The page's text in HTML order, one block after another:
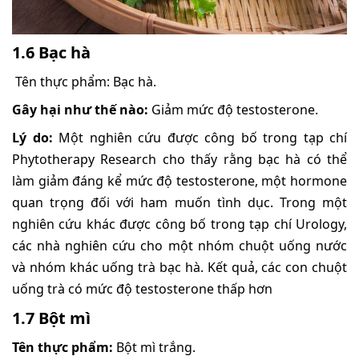
1.6 Bạc hà
Tên thực phẩm: Bạc hà.
Gây hại như thế nào: Giảm mức độ testosterone.
Lý do: Một nghiên cứu được công bố trong tạp chí
Phytotherapy Research cho thấy rằng bạc hà có thể
làm giảm đáng kể mức độ testosterone, một hormone
quan trọng đối với ham muốn tình dục. Trong một
nghiên cứu khác được công bố trong tạp chí Urology,
các nhà nghiên cứu cho một nhóm chuột uống nước
và nhóm khác uống trà bạc hà. Kết quả, các con chuột
uống trà có mức độ testosterone thấp hơn
1.7 Bột mì
Tên thực phẩm: Bột mì trắng.